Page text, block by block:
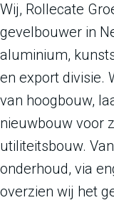
Wij, Rollecate
gevelbouwer in
aluminium,
en export divisie.
van hoogbouw,
nieuwbouw voor
utiliteitsbouw.
onderhoud, via
overzien wij het